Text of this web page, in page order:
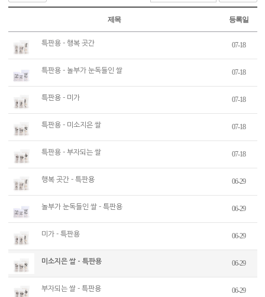
제목 등록일
특판용 - 행복 곳간 07-18
특판용 - 놀부가 눈독들인 쌀 07-18
특판용 - 미가 07-18
특판용 - 미소지은 쌀 07-18
특판용 - 부자되는 쌀 07-18
행복 곳간 - 특판용 06-29
놀부가 눈독들인 쌀 - 특판용 06-29
미가 - 특판용 06-29
미소지은 쌀 - 특판용 06-29
부자되는 쌀 - 특판용 06-29